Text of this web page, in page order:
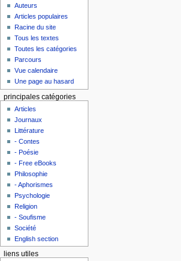
Auteurs
Articles populaires
Racine du site
Tous les textes
Toutes les catégories
Parcours
Vue calendaire
Une page au hasard
principales catégories
Articles
Journaux
Littérature
- Contes
- Poésie
- Free eBooks
Philosophie
- Aphorismes
Psychologie
Religion
- Soufisme
Société
English section
liens utiles